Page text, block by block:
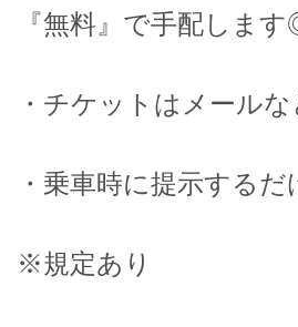
『無料』で手配しま
・チケットはメール
・乗車時に提示するだ
※規定あり